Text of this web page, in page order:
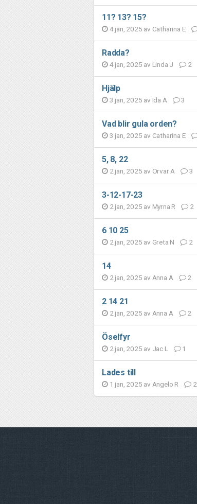
11? 13? 15?
4 jan, 2025 av Catharina E
Radda?
4 jan, 2025 av Linda J 2
Hjälp
3 jan, 2025 av Ida A 3
Vad blir gula orden?
3 jan, 2025 av Catharina E
5, 8, 22
2 jan, 2025 av Orvar A 3
3-12-17-23
2 jan, 2025 av Myrna R 2
6 10 25
2 jan, 2025 av Greta N 2
14
2 jan, 2025 av Anna A 2
2 14 21
2 jan, 2025 av Anna A 2
Öselfyr
2 jan, 2025 av Jac L 1
Lades till
1 jan, 2025 av Angelo R 2